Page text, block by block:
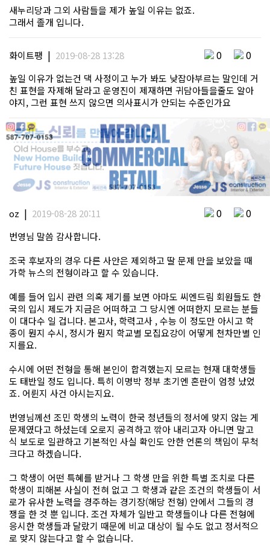
새누리당과 그외 사람들을 제가 높일 이유는 없죠.
그래서 졸개 입니다.
화이트팽 | 2019-08-28 13:28 0 0
높일 이유가 없는건 댁 사정이고 누가 봐도 낮잡아부르는 말인데 거
친 표현을 자제해 달라고 운영진이 제재하면 귀담아들을줄도 알아
야지, 그런 표현 쓰지 않으면 의사표시가 안되는 수준인가요
oz | 2019-08-28 20:11 0 0
번영님 말씀 감사합니다.
조국 후보자의 경우 다른 사안은 제외하고 딸 문제 만을 보았을 때
가학 뉴스의 전형이라고 할 수 있습니다.
예를 들어 입시 관련 의혹 제기를 보면 아마도 씨엔드림 회원들도 한
국의 입시 제도가 지금은 어떠하고 그 당시엔 어떠한지 모르는 분들
이 대다수 일 겁니다. 본고사, 학력고사 , 수능 이 정도만 아시고 학
종이 뭔지 수시, 정시가 뭔지 학교별 모집요강이 어떻게 천차만별 인
지를요.
수시에 어떤 전형을 통해 본인이 합격했는지 모르는 현재 대학생들
도 태반일 정도 입니다. 특히 이명박 정부 초기엔 혼란이 엄청 났었
죠. 어륀지 사건 아시는지요.
번영님께선 조민 학생의 노력이 한국 청년들의 정서에 맞지 않는 게
문제였다고 하셨는데 오로지 공격하고 깎아 내리고자 아니면 말고
식 보도로 일관하고 기본적인 사실 확인도 안한 언론의 책임이 무척
크다고 하겠습니다.
그 학생이 어떤 특혜를 받거나 그 학생 만을 위한 특별 조치로 다른
학생이 피해본 사실이 전혀 없고 그 학생과 같은 조건의 학생들이 서
로가 유사한 노력을 경주하는 경기장(해당 전형) 안에서 그들의 경
쟁을 한 것 뿐 입니다. 조건 자체가 일반고 학생들이나 다른 전형에
응시한 학생들과 달랐기 때문에 비교 대상이 될 수도 없고 정서적으
로 맞지 않는다고 할 수 없습니다.